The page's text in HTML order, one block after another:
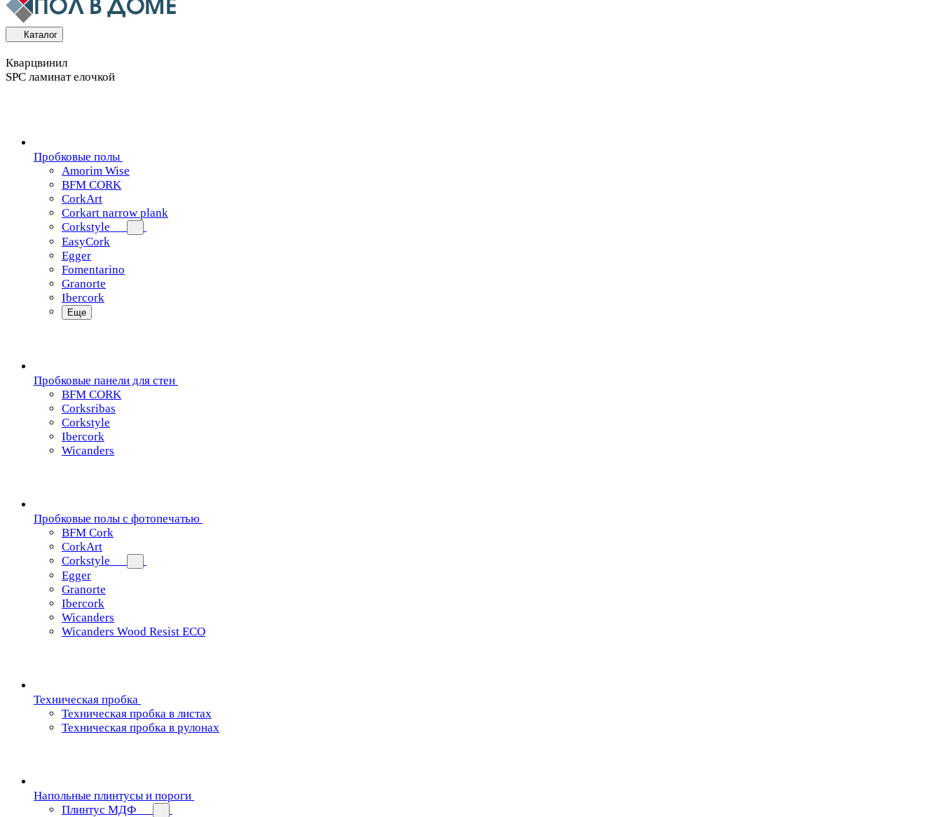
Каталог
Кварцвинил
SPC ламинат елочкой
Пробковые полы
Amorim Wise
BFM CORK
CorkArt
Corkart narrow plank
Corkstyle
EasyCork
Egger
Fomentarino
Granorte
Ibercork
Еще
Пробковые панели для стен
BFM CORK
Corksribas
Corkstyle
Ibercork
Wicanders
Пробковые полы с фотопечатью
BFM Cork
CorkArt
Corkstyle
Egger
Granorte
Ibercork
Wicanders
Wicanders Wood Resist ECO
Техническая пробка
Техническая пробка в листах
Техническая пробка в рулонах
Напольные плинтусы и пороги
Плинтус МДФ